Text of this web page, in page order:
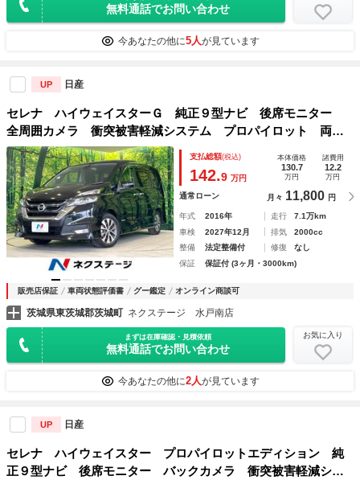
無料通話でお問い合わせ
今あなたの他に5人が見ています
UP 日産
セレナ ハイウェイスターＧ 純正９型ナビ 後席モニター
全周囲カメラ 衝突被害軽減システム プロパイロット 両側
電動スライド 禁煙車 コーナーセンサー スマートキー Ｌ
ＥＤヘッド ビルトインＥＴＣ 純正１６インチアルミ
支払総額(税込)
142.9 万円
本体価格
130.7
万円
諸費用
12.2
万円
通常ローン 月々 11,800 円
年式 2016年 走行
7.1万km
車検
2027年12月 排気
2000cc
整備
法定整備付 修復
なし
保証
保証付 (3ヶ月・3000km)
販売店保証 車両状態評価書 グー鑑定 オンライン商談可
茨城県東茨城郡茨城町 ネクステージ 水戸南店
まずは在庫確認・見積依頼
無料通話でお問い合わせ
お気に入り
今あなたの他に2人が見ています
UP 日産
セレナ ハイウェイスター プロパイロットエディション 純
正９型ナビ 後席モニター バックカメラ 衝突被害軽減シス